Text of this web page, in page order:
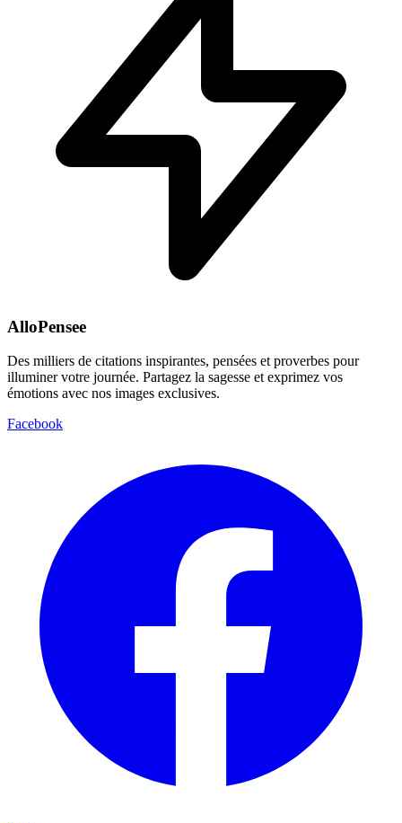
AlloPensee
Des milliers de citations inspirantes, pensées et proverbes pour
illuminer votre journée. Partagez la sagesse et exprimez vos
émotions avec nos images exclusives.
Facebook